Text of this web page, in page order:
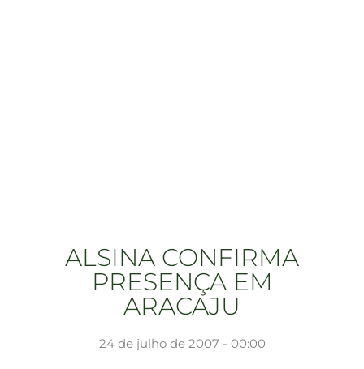
ALSINA CONFIRMA
PRESENÇA EM
ARACAJU
24 de julho de 2007 - 00:00